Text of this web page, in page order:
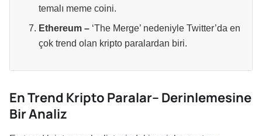
temalı meme coini.
Ethereum – ‘The Merge’ nedeniyle Twitter’da en
çok trend olan kripto paralardan biri.
En Trend Kripto Paralar– Derinlemesine
Bir Analiz